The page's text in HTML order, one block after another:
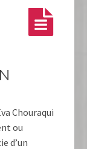


Chouraqui
ou
d’un